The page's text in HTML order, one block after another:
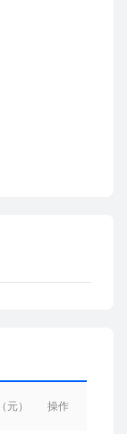
元） 操作